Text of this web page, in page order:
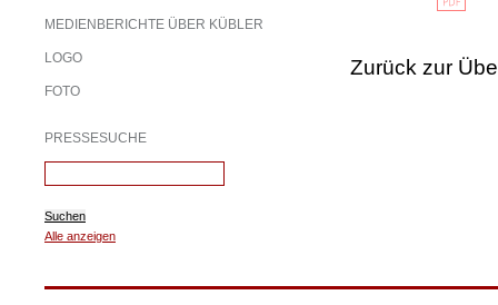
MEDIENBERICHTE ÜBER KÜBLER
LOGO
FOTO
PRESSESUCHE
Suchen
Alle anzeigen
Zurück zur